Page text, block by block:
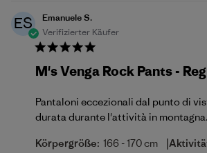
ES
Emanuele S.
Verifizierter Käufer
M's Venga Rock Pants - Reg
Pantaloni eccezionali dal punto di
durata durante l'attività in montagna.
Körpergröße: 166 - 170 cm |